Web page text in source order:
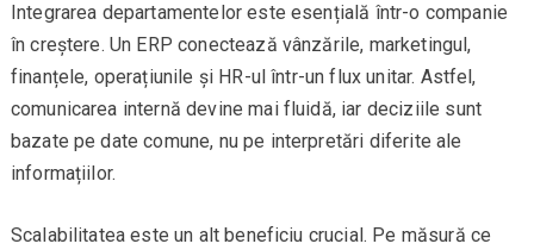
Integrarea departamentelor este esențială într-o companie
în creștere. Un ERP conectează vânzările, marketingul,
finanțele, operațiunile și HR-ul într-un flux unitar. Astfel,
comunicarea internă devine mai fluidă, iar deciziile sunt
bazate pe date comune, nu pe interpretări diferite ale
informațiilor.
Scalabilitatea este un alt beneficiu crucial. Pe măsură ce